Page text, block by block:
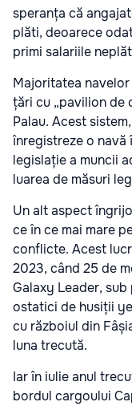
speranța că
plăti, deoarece
primi salariile
Majoritatea
țări cu „pavilion de
Palau. Acest
înregistreze o navă
legislație a muncii
luarea de măsuri
Un alt aspect
ce în ce mai mare
conflicte. Acest
2023, când 25 de
Galaxy Leader,
ostatici de husiții
cu războiul din
luna trecută.
Iar în iulie anul
bordul cargoului